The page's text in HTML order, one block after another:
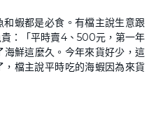
蝦都是必食。有檔主說生意跟
：「平時賣4、500元，第一年
鮮這麼久。今年來貨好少，這
檔主說平時吃的海蝦因為來貨